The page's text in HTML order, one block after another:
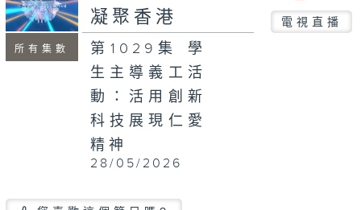
所有集數
凝聚香港 電視直播
第1029集 學
生主導義工活
動：活用創新
科技展現仁愛
精神
28/05/2026